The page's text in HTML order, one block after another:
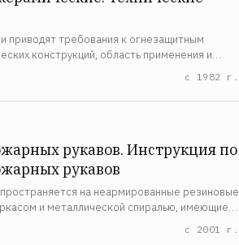
приводят требования к огнезащитным
конструкций, область применения и
защищённых покрытиями,с 1982 г.
рукавов. Инструкция по
рукавов
на неармированные резиновые
и металлической спиралью, имеющие
для присоединения их к арматуре,
с 2001 г.